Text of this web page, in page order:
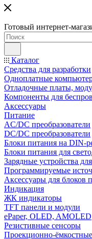
Готовый интернет-
Каталог
Средства для разработки
Одноплатные
Отладочные платы,
Компоненты для
Аксессуары
Питание
AC/DC преобразователи
DC/DC преобразователи
Блоки питания на DIN-
Блоки питания для
Зарядные устройства
Программируемые
Аксессуары для блоков
Индикация
ЖК индикаторы
TFT панели и модули
ePaper, OLED, AMOLED
Резистивные сенсоры
Проекционно-